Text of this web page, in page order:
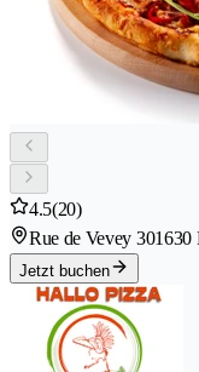
4.5(20)
Rue de Vevey 301630
Jetzt buchen